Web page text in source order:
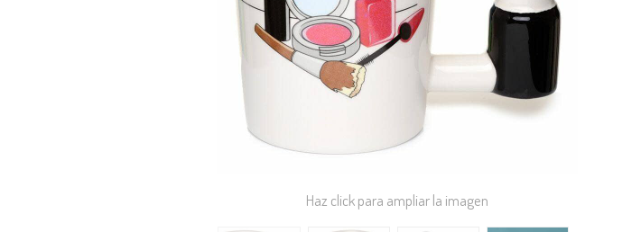
Haz click para ampliar la imagen